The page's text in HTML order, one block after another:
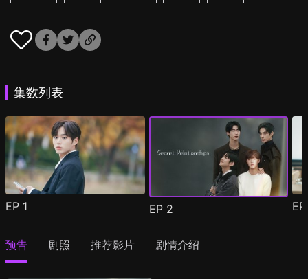
集数列表
EP 1 EP 2
预告 剧照 推荐影片 剧情介绍